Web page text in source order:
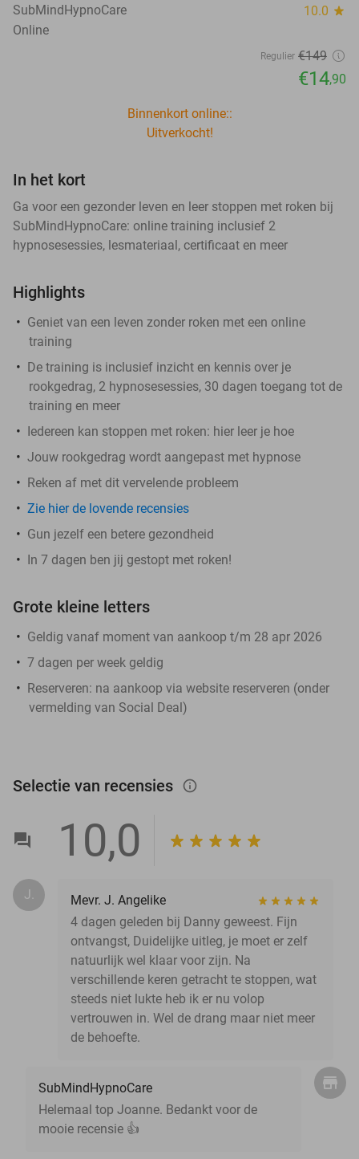
SubMindHypnoCare 10.0 star
Online
Regulier €149
€14,90
Binnenkort online::
Uitverkocht!
In het kort
Ga voor een gezonder leven en leer stoppen met roken bij
SubMindHypnoCare: online training inclusief 2
hypnosesessies, lesmateriaal, certificaat en meer
Highlights
Geniet van een leven zonder roken met een online
training
De training is inclusief inzicht en kennis over je
rookgedrag, 2 hypnosesessies, 30 dagen toegang tot de
training en meer
Iedereen kan stoppen met roken: hier leer je hoe
Jouw rookgedrag wordt aangepast met hypnose
Reken af met dit vervelende probleem
Zie hier de lovende recensies
Gun jezelf een betere gezondheid
In 7 dagen ben jij gestopt met roken!
Grote kleine letters
Geldig vanaf moment van aankoop t/m 28 apr 2026
7 dagen per week geldig
Reserveren: na aankoop via website reserveren (onder
vermelding van Social Deal)
Selectie van recensies info_outlined
10,0
J.
Mevr. J. Angelike
4 dagen geleden bij Danny geweest. Fijn
ontvangst, Duidelijke uitleg, je moet er zelf
natuurlijk wel klaar voor zijn. Na
verschillende keren getracht te stoppen, wat
steeds niet lukte heb ik er nu volop
vertrouwen in. Wel de drang maar niet meer
de behoefte.
SubMindHypnoCare
Helemaal top Joanne. Bedankt voor de
mooie recensie 👍